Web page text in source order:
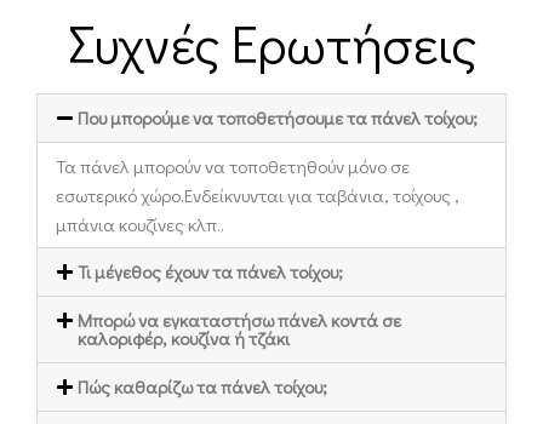
Συχνές Ερωτήσεις
Που μπορούμε να τοποθετήσουμε τα πάνελ τοίχου;
Τα πάνελ μπορούν να τοποθετηθούν μόνο σε
εσωτερικό χώρο.Ενδείκνυνται για ταβάνια, τοίχους ,
μπάνια κουζίνες κλπ..
Τι μέγεθος έχουν τα πάνελ τοίχου;
Mπορώ να εγκαταστήσω πάνελ κοντά σε
καλοριφέρ, κουζίνα ή τζάκι
Πώς καθαρίζω τα πάνελ τοίχου;